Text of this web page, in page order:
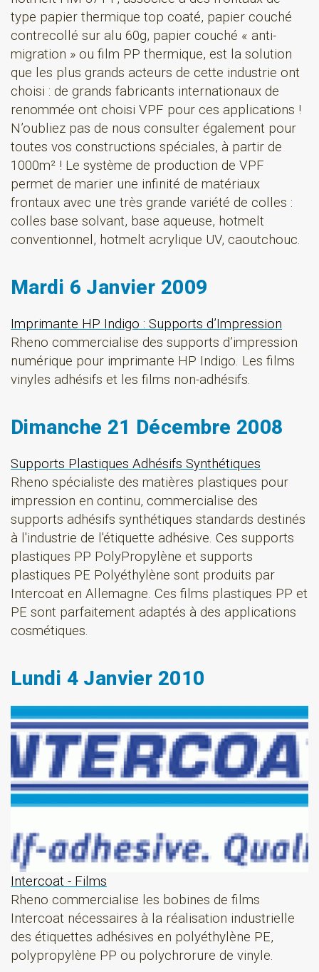
type papier thermique top coaté, papier couché
contrecollé sur alu 60g, papier couché « anti-
migration » ou film PP thermique, est la solution
que les plus grands acteurs de cette industrie ont
choisi : de grands fabricants internationaux de
renommée ont choisi VPF pour ces applications !
N’oubliez pas de nous consulter également pour
toutes vos constructions spéciales, à partir de
1000m² ! Le système de production de VPF
permet de marier une infinité de matériaux
frontaux avec une très grande variété de colles :
colles base solvant, base aqueuse, hotmelt
conventionnel, hotmelt acrylique UV, caoutchouc.
Mardi 6 Janvier 2009
Imprimante HP Indigo : Supports d’Impression
Rheno commercialise des supports d’impression
numérique pour imprimante HP Indigo. Les films
vinyles adhésifs et les films non-adhésifs.
Dimanche 21 Décembre 2008
Supports Plastiques Adhésifs Synthétiques
Rheno spécialiste des matières plastiques pour
impression en continu, commercialise des
supports adhésifs synthétiques standards destinés
à l'industrie de l'étiquette adhésive. Ces supports
plastiques PP PolyPropylène et supports
plastiques PE Polyéthylène sont produits par
Intercoat en Allemagne. Ces films plastiques PP et
PE sont parfaitement adaptés à des applications
cosmétiques.
Lundi 4 Janvier 2010
Intercoat - Films
Rheno commercialise les bobines de films
Intercoat nécessaires à la réalisation industrielle
des étiquettes adhésives en polyéthylène PE,
polypropylène PP ou polychrorure de vinyle.